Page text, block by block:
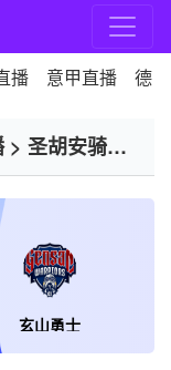
播 意甲直播 德
> 圣胡安骑士
玄山勇士